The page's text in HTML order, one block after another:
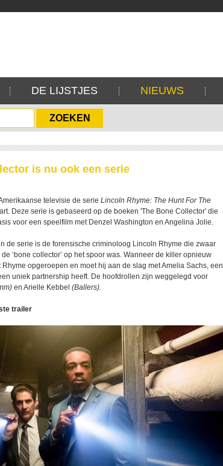
DE LIJSTJES NIEUWS
is nu ook een serie
televisie de serie Lincoln Rhyme: The Hunt For The
Deze serie is gebaseerd op de boeken 'The Bone Collector' die
voor een speelfilm met Denzel Washington en Angelina Jolie.
de serie is de forensische criminoloog Lincoln Rhyme die zwaar
‘bone collector’ op het spoor was. Wanneer de killer opnieuw
opgeroepen en moet hij aan de slag met Amelia Sachs, een
uniek partnership heeft. De hoofdrollen zijn weggelegd voor
en Arielle Kebbel (Ballers).
trailer